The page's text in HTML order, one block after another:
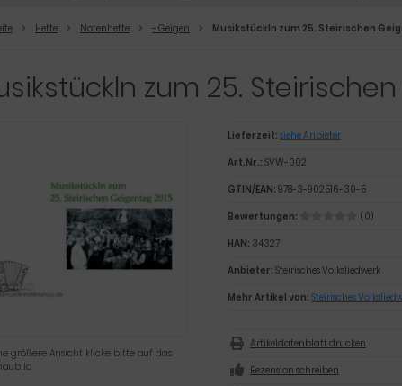
Hefte Notenhefte - Geigen Musikstückln zum 25. Steirischen
zum 25.
größere Ansicht klicke bitte auf das
Lieferzeit: siehe Anbieter
Art.Nr.: SVW-002
GTIN/EAN: 978-3-902516-30-5
Bewertungen:
(0)
HAN: 34327
Anbieter: Steirisches Volksliedwerk
Mehr Artikel von: Steirisches
Artikeldatenblatt drucken
Rezension schreiben